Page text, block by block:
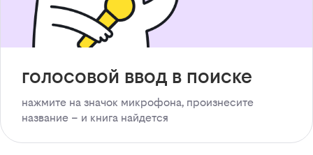
голосовой ввод в поиске
нажмите на значок микрофона, произнесите
название – и книга найдется